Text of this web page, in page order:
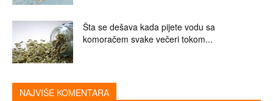
Šta se dešava kada pijete vodu sa
komoračem svake večeri tokom...
NAJVIŠE KOMENTARA